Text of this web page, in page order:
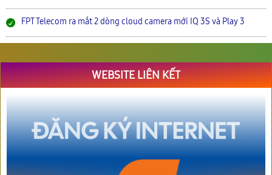
FPT Telecom ra mắt 2 dòng cloud camera mới IQ 3S và Play 3
WEBSITE LIÊN KẾT